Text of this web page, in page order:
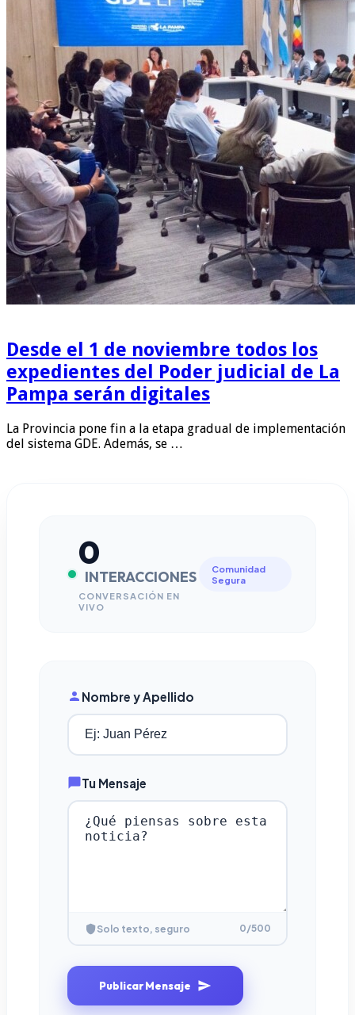
Desde el 1 de noviembre todos los
expedientes del Poder judicial de La
Pampa serán digitales
La Provincia pone fin a la etapa gradual de implementación
del sistema GDE. Además, se …
0
INTERACCIONES
CONVERSACIÓN EN
VIVO
Comunidad
Segura
Nombre y Apellido
Tu Mensaje
Solo texto, seguro 0/500
Publicar Mensaje